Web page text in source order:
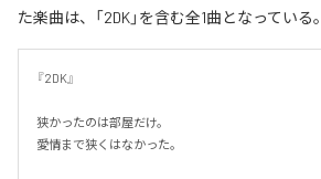
た楽曲は、「2DK」を含む全1曲となっている。
『2DK』
狭かったのは部屋だけ。
愛情まで狭くはなかった。